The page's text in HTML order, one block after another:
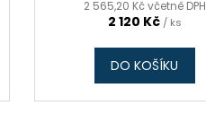
2 565,20 Kč včetně DPH
2 120 Kč / ks
DO KOŠÍKU